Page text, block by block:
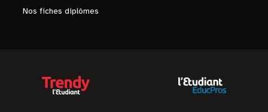
Nos fiches diplômes